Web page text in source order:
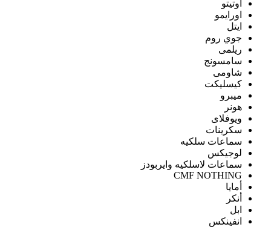
اوتيتو
اورايمو
ايتل
جوي روم
ريلمى
سامسونج
شاومى
كيسليكت
ميبرو
هونر
ويوفلاى
سكرينات
سماعات سلكيه
لوجيكس
سماعات لاسلكيه وايربودز
CMF NOTHING
أمايا
أنكر
ابل
انفينكس